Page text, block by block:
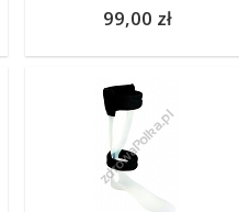
99,00 zł